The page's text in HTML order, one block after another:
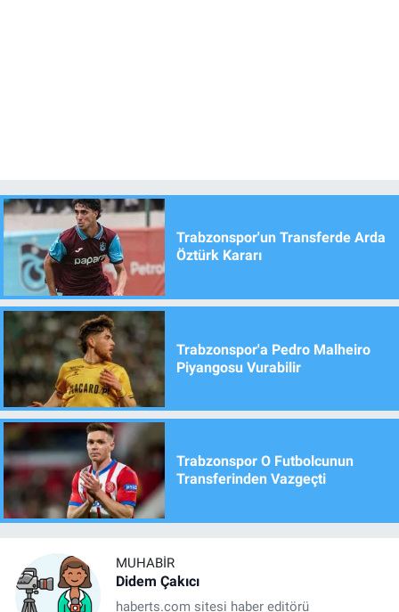
Trabzonspor'un Transferde Arda
Öztürk Kararı
Trabzonspor'a Pedro Malheiro
Piyangosu Vurabilir
Trabzonspor O Futbolcunun
Transferinden Vazgeçti
MUHABIR
Didem Çakıcı
haberts.com sitesi haber editörü